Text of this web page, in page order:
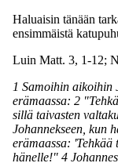
Haluaisin tänään
ensimmäistä
Luin Matt. 3, 1-12;
1 Samoihin aikoihin
erämaassa: 2
sillä taivasten
Johannekseen, kun
erämaassa:
hänelle!" 4